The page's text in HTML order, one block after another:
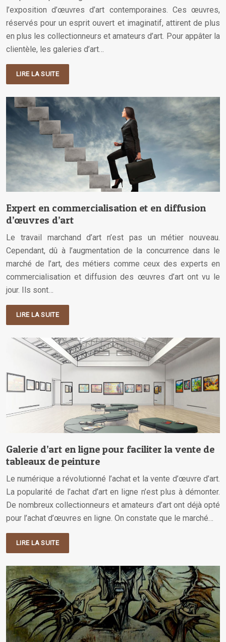
l’exposition d’œuvres d’art contemporaines. Ces œuvres,
réservés pour un esprit ouvert et imaginatif, attirent de plus
en plus les collectionneurs et amateurs d’art. Pour appâter la
clientèle, les galeries d’art…
LIRE LA SUITE
Expert en commercialisation et en diffusion
d’œuvres d’art
Le travail marchand d’art n’est pas un métier nouveau.
Cependant, dû à l’augmentation de la concurrence dans le
marché de l’art, des métiers comme ceux des experts en
commercialisation et diffusion des œuvres d’art ont vu le
jour. Ils sont…
LIRE LA SUITE
Galerie d’art en ligne pour faciliter la vente de
tableaux de peinture
Le numérique a révolutionné l’achat et la vente d’œuvre d’art.
La popularité de l’achat d’art en ligne n’est plus à démonter.
De nombreux collectionneurs et amateurs d’art ont déjà opté
pour l’achat d’œuvres en ligne. On constate que le marché…
LIRE LA SUITE